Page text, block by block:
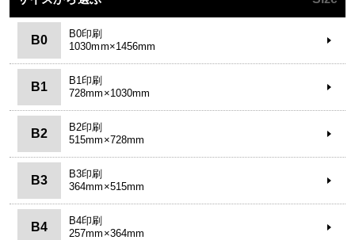
B0
B0印刷
1030mm×1456mm
B1
B1印刷
728mm×1030mm
B2
B2印刷
515mm×728mm
B3
B3印刷
364mm×515mm
B4
B4印刷
257mm×364mm